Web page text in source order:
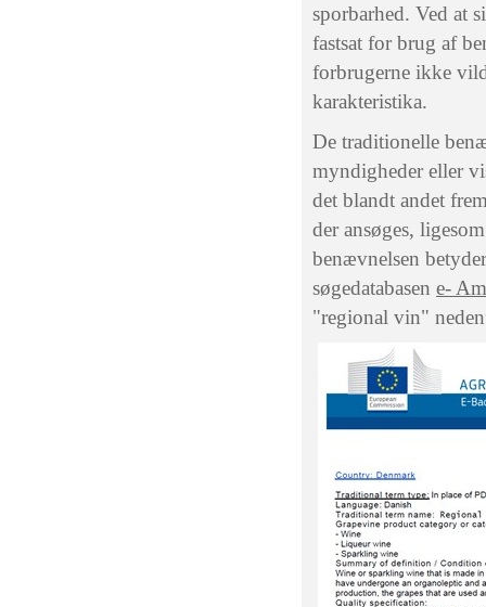
sporbarhed. Ved at
fastsat for brug af
forbrugerne ikke
karakteristika.
De traditionelle
myndigheder eller
det blandt andet
der ansøges,
benævnelsen
søgedatabasen e-
"regional vin"